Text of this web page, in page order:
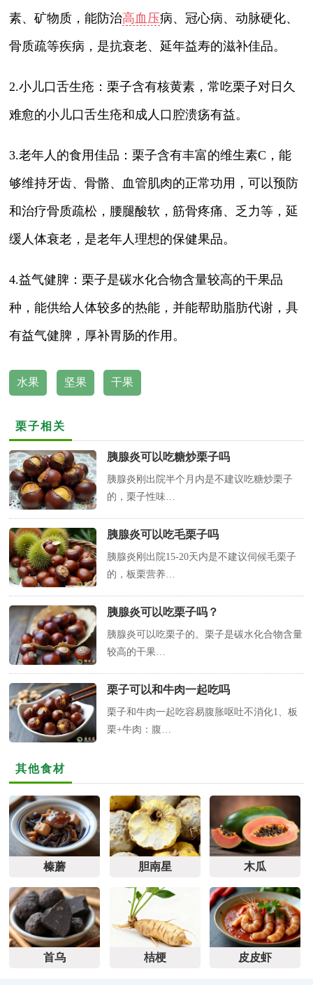
素、矿物质，能防治高血压病、冠心病、动脉硬化、
骨质疏等疾病，是抗衰老、延年益寿的滋补佳品。
2.小儿口舌生疮：栗子含有核黄素，常吃栗子对日久
难愈的小儿口舌生疮和成人口腔溃疡有益。
3.老年人的食用佳品：栗子含有丰富的维生素C，能
够维持牙齿、骨骼、血管肌肉的正常功用，可以预防
和治疗骨质疏松，腰腿酸软，筋骨疼痛、乏力等，延
缓人体衰老，是老年人理想的保健果品。
4.益气健脾：栗子是碳水化合物含量较高的干果品
种，能供给人体较多的热能，并能帮助脂肪代谢，具
有益气健脾，厚补胃肠的作用。
水果 坚果 干果
栗子相关
胰腺炎可以吃糖炒栗子吗
胰腺炎刚出院半个月内是不建议吃糖炒栗子
的，栗子性味…
胰腺炎可以吃毛栗子吗
胰腺炎刚出院15-20天内是不建议伺候毛栗子
的，板栗营养…
胰腺炎可以吃栗子吗？
胰腺炎可以吃栗子的。栗子是碳水化合物含量
较高的干果…
栗子可以和牛肉一起吃吗
栗子和牛肉一起吃容易腹胀呕吐不消化1、板
栗+牛肉：腹…
其他食材
榛蘑 胆南星 木瓜
首乌 桔梗 皮皮虾